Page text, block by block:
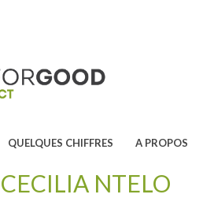
QUELQUES CHIFFRES A PROPOS
CÉCILIA NTELO